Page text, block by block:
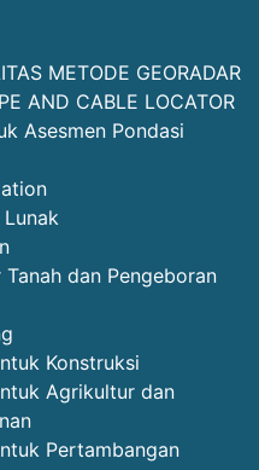
METODE GEORADAR
AND CABLE LOCATOR
Asesmen Pondasi
Lunak
dan Pengeboran
Konstruksi
Agrikultur dan
Pertambangan